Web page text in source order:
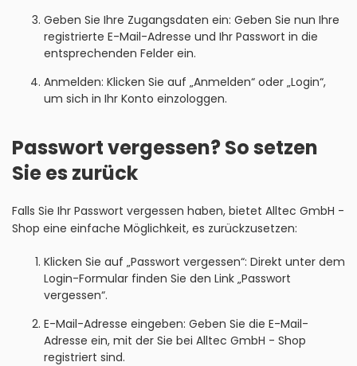
Geben Sie Ihre Zugangsdaten ein: Geben Sie nun Ihre
registrierte E-Mail-Adresse und Ihr Passwort in die
entsprechenden Felder ein.
Anmelden: Klicken Sie auf „Anmelden“ oder „Login“,
um sich in Ihr Konto einzologgen.
Passwort vergessen? So setzen
Sie es zurück
Falls Sie Ihr Passwort vergessen haben, bietet Alltec GmbH -
Shop eine einfache Möglichkeit, es zurückzusetzen:
Klicken Sie auf „Passwort vergessen“: Direkt unter dem
Login-Formular finden Sie den Link „Passwort
vergessen“.
E-Mail-Adresse eingeben: Geben Sie die E-Mail-
Adresse ein, mit der Sie bei Alltec GmbH - Shop
registriert sind.